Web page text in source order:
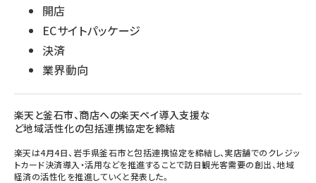
開店
ECサイトパッケージ
決済
業界動向
楽天と釜石市、商店への楽天ペイ導入支援な
ど地域活性化の包括連携協定を締結
楽天は4月4日、岩手県釜石市と包括連携協定を締結し、実店舗でのクレジッ
トカード決済導入・活用などを推進することで訪日観光客需要の創出、地域
経済の活性化を推進していくと発表した。